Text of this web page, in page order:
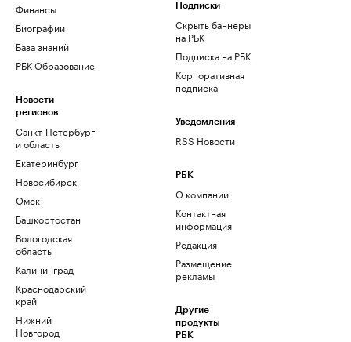
Финансы
Биографии
База знаний
РБК Образование
Новости
регионов
Санкт-Петербург
и область
Екатеринбург
Новосибирск
Омск
Башкортостан
Вологодская
область
Калининград
Краснодарский
край
Нижний
Новгород
Подписки
Скрыть баннеры
на РБК
Подписка на РБК
Корпоративная
подписка
Уведомления
RSS Новости
РБК
О компании
Контактная
информация
Редакция
Размещение
рекламы
Другие
продукты
РБК